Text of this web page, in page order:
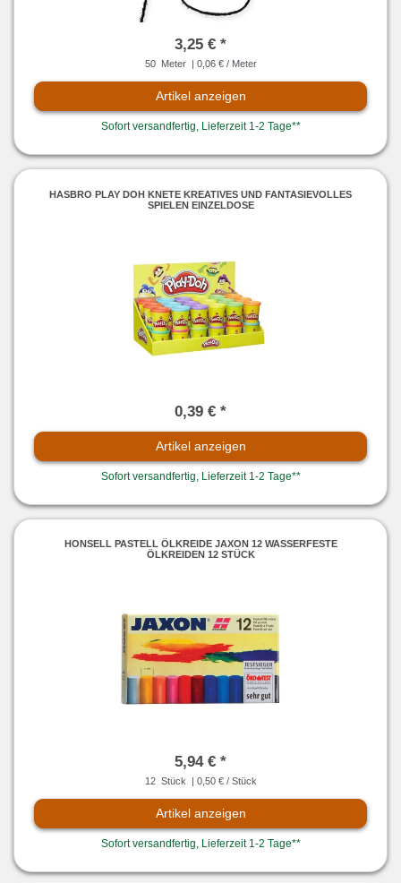
3,25 € *
50 Meter | 0,06 € / Meter
Artikel anzeigen
Sofort versandfertig, Lieferzeit 1-2 Tage**
HASBRO PLAY DOH KNETE KREATIVES UND FANTASIEVOLLES
SPIELEN EINZELDOSE
0,39 € *
Artikel anzeigen
Sofort versandfertig, Lieferzeit 1-2 Tage**
HONSELL PASTELL ÖLKREIDE JAXON 12 WASSERFESTE
ÖLKREIDEN 12 STÜCK
5,94 € *
12 Stück | 0,50 € / Stück
Artikel anzeigen
Sofort versandfertig, Lieferzeit 1-2 Tage**